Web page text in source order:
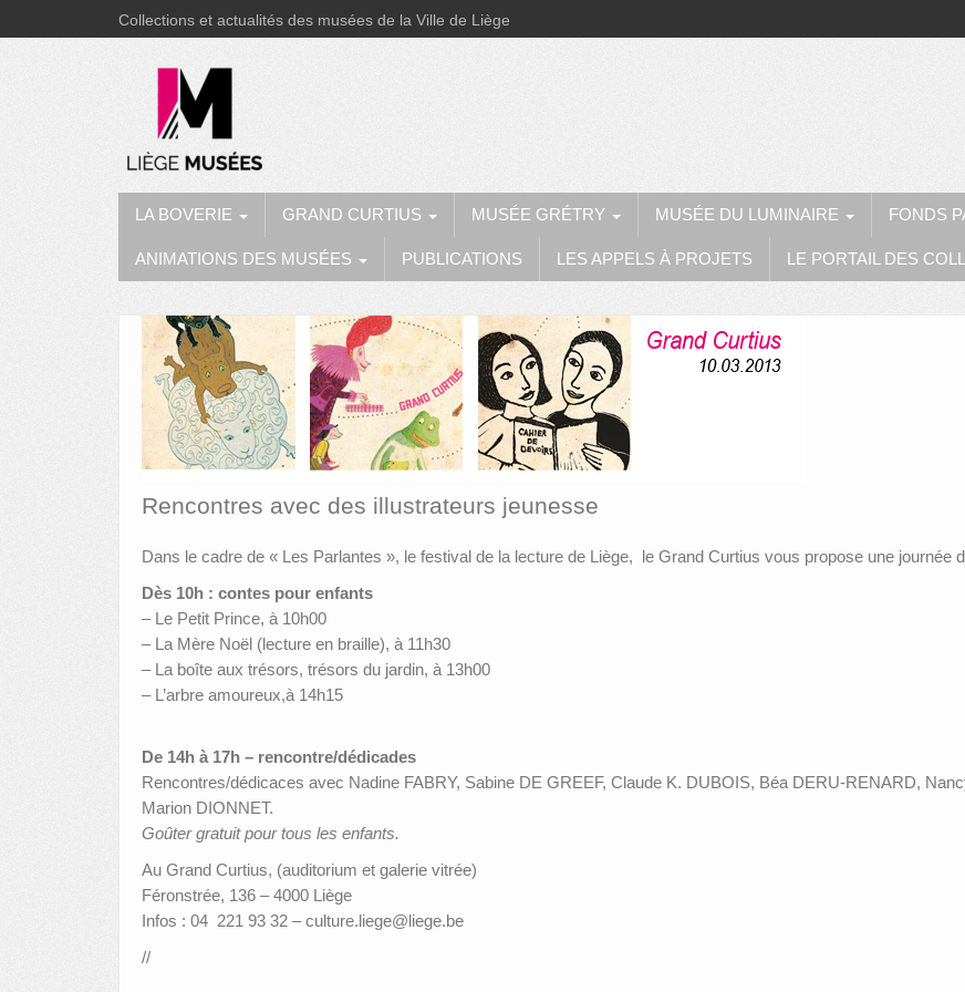
Collections et actualités des musées de la Ville de Liège
LA BOVERIE GRAND CURTIUS MUSÉE GRÉTRY MUSÉE DU LUMINAIRE FONDS
ANIMATIONS DES MUSÉES PUBLICATIONS LES APPELS À PROJETS LE PORTAIL DES
Rencontres avec des illustrateurs jeunesse
Dans le cadre de « Les Parlantes », le festival de la lecture de Liège, le Grand Curtius vous propose une journée
Dès 10h : contes pour enfants
– Le Petit Prince, à 10h00
– La Mère Noël (lecture en braille), à 11h30
– La boîte aux trésors, trésors du jardin, à 13h00
– L’arbre amoureux,à 14h15
De 14h à 17h – rencontre/dédicades
Rencontres/dédicaces avec Nadine FABRY, Sabine DE GREEF, Claude K. DUBOIS, Béa DERU-RENARD,
Marion DIONNET.
Goûter gratuit pour tous les enfants.
Au Grand Curtius, (auditorium et galerie vitrée)
Féronstrée, 136 – 4000 Liège
Infos : 04 221 93 32 – culture.liege@liege.be
//